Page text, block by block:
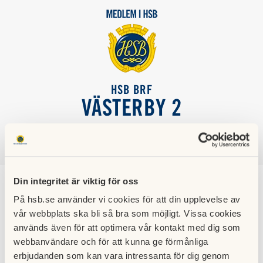
Din integritet är viktig för oss
På hsb.se använder vi cookies för att din upplevelse av
vår webbplats ska bli så bra som möjligt. Vissa cookies
används även för att optimera vår kontakt med dig som
webbanvändare och för att kunna ge förmånliga
erbjudanden som kan vara intressanta för dig genom
HSB BRF
VÄSTERBY 2
Information
Som medlem i HSB Västerby 2 har man skyldighet att ta del
av information som lämnas av styrelsen och entreprenörer
som gör uppdrag i föreningen.